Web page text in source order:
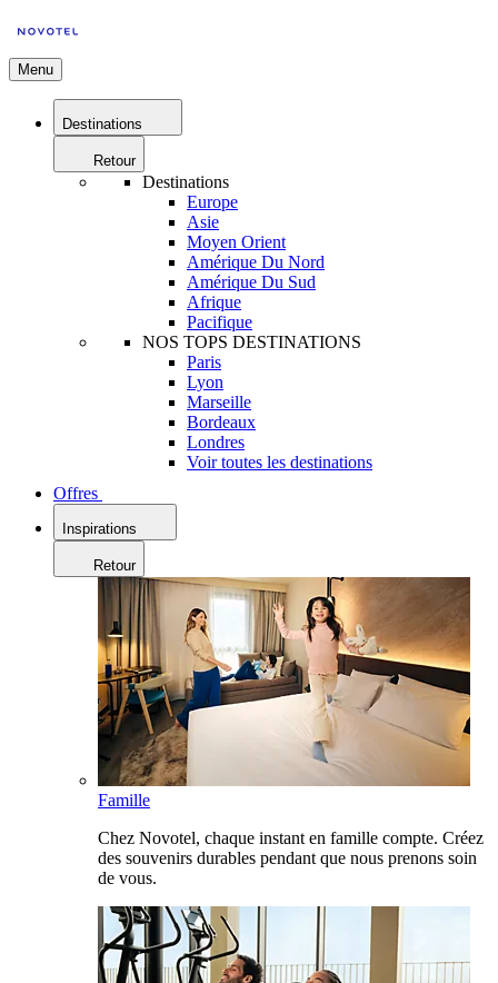
Menu
Destinations
Retour
Destinations
Europe
Asie
Moyen Orient
Amérique Du Nord
Amérique Du Sud
Afrique
Pacifique
NOS TOPS DESTINATIONS
Paris
Lyon
Marseille
Bordeaux
Londres
Voir toutes les destinations
Offres
Inspirations
Retour
Famille
Chez Novotel, chaque instant en famille compte. Créez
des souvenirs durables pendant que nous prenons soin
de vous.